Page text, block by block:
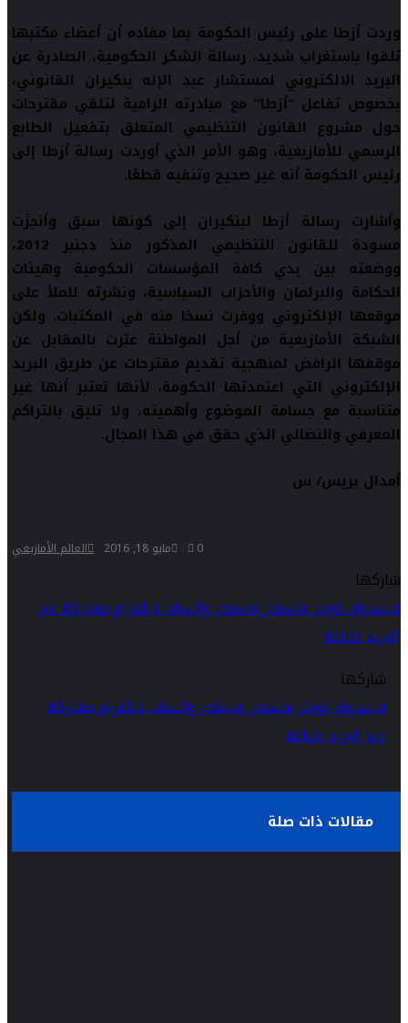
وردت أزطا على رئيس الحكومة بما مفاده أن أعضاء مكتبها
تلقوا باستغراب شديد، رسالة الشكر الحكومية، الصادرة عن
البريد الالكتروني لمستشار عبد الإله بنكيران القانوني،
بخصوص تفاعل “أزطا” مع مبادرته الرامية لتلقي مقترحات
حول مشروع القانون التنظيمي المتعلق بتفعيل الطابع
الرسمي للأمازيغية، وهو الأمر الذي أوردت رسالة أزطا إلى
رئيس الحكومة أنه غير صحيح وتنفيه قطعًا.
وأشارت رسالة أزطا لبنكيران إلى كونها سبق وأنجزَت
مسودة للقانون التنظيمي المذكور منذ دجنبر 2012،
ووضعته بين يدي كافة المؤسسات الحكومية وهيئات
الحكامة والبرلمان والأحزاب السياسية، ونشرته للملأ على
موقعها الإلكتروني ووفرت نسخا منه في المكتبات. ولكن
الشبكة الأمازيغية من أجل المواطنة عبّرت بالمقابل عن
موقفها الرافض لمنهجية تقديم مقترحات عن طريق البريد
الإلكتروني التي اعتمدتها الحكومة، لأنها تعتبر أنها غير
متناسبة مع جسامة الموضوع وأهميته، ولا تليق بالتراكم
المعرفي والنضالي الذي حقق في هذا المجال.
أمدال بريس/ س
العالم الأمازيغي مايو 18, 2016 0
شاركها
فيسبوكتويترماسنجرماسنجرواتسابتيلقراممشاركة عبر
البريدطباعة
شاركها
فيسبوكتويترماسنجرماسنجرواتسابتيلقراممشاركة
عبر البريدطباعة
مقالات ذات صلة